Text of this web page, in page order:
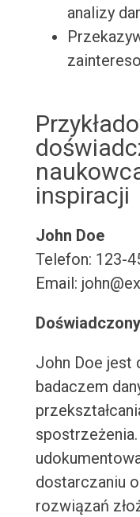
analizy
inspiracji
John Doe
Telefon: 123-
Email:
John Doe jest
badaczem
dostarczaniu
rozwiązań